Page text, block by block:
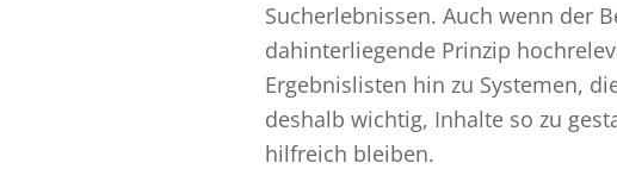
Sucherlebnissen. Auch wenn der
dahinterliegende Prinzip
Ergebnislisten hin zu Systemen,
deshalb wichtig, Inhalte so zu
hilfreich bleiben.